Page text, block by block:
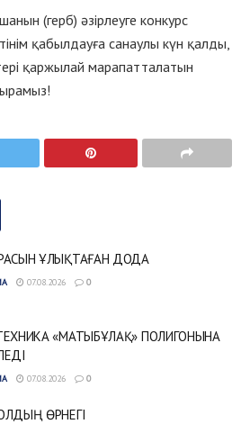
(герб) әзірлеуге конкурс
қабылдауға санаулы күн қалды,
қаржылай марапатталатын
ҰЛЫҚТАҒАН ДОДА
07.08.2026 0
«МАТЫБҰЛАҚ» ПОЛИГОНЫНА
07.08.2026 0
ӨРНЕГІ